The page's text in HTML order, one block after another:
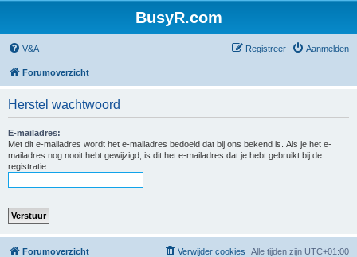
BusyR.com
V&A Aanmelden
Registreer
Forumoverzicht
Herstel wachtwoord
E-mailadres:
Met dit e-mailadres wordt het e-mailadres bedoeld dat bij ons bekend is. Als je het e-
mailadres nog nooit hebt gewijzigd, is dit het e-mailadres dat je hebt gebruikt bij de
registratie.
Forumoverzicht Alle tijden zijn UTC+01:00
Verwijder cookies